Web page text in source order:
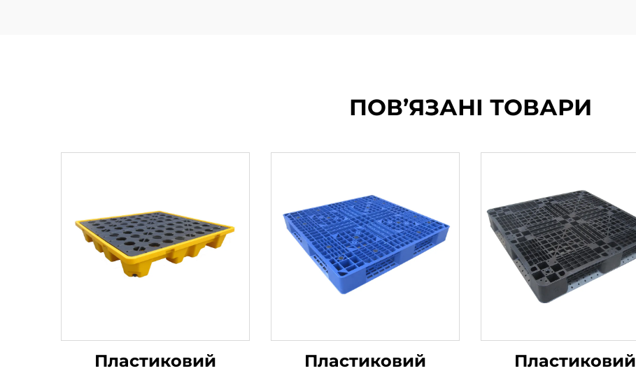
ПОВ’ЯЗАНІ ТОВАРИ
Пластиковий
Пластиковий
Пластиковий